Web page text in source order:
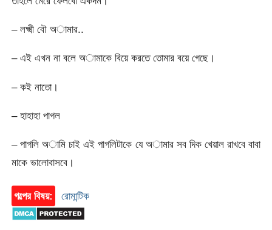
– লক্ষ্মী বৌ অামার..
– এই এখন না বলে অামাকে বিয়ে করতে তোমার বয়ে গেছে।
– কই নাতো।
– হাহাহা পাগল
– পাগলি অামি চাই এই পাগলিটাকে যে অামার সব দিক খেয়াল রাখবে বাবা
মাকে ভালোবাসবে।
গল্পের বিষয়: রোমান্টিক